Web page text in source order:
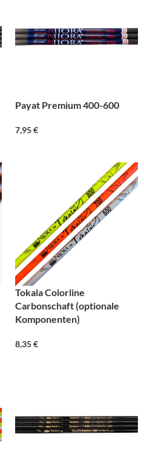
Payat Premium 400-600
7,95€
Tokala Colorline
Carbonschaft (optionale
Komponenten)
8,35€